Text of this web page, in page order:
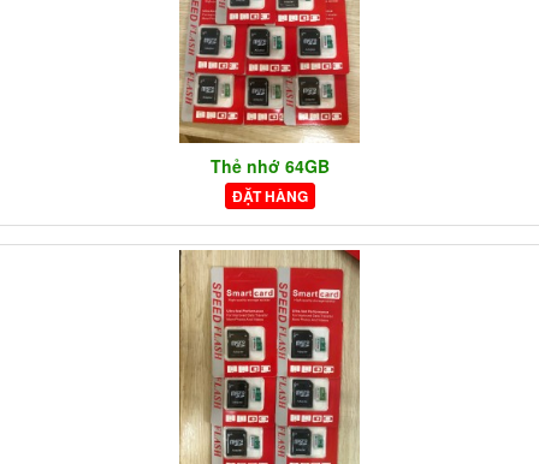
Thẻ nhớ 64GB
ĐẶT HÀNG